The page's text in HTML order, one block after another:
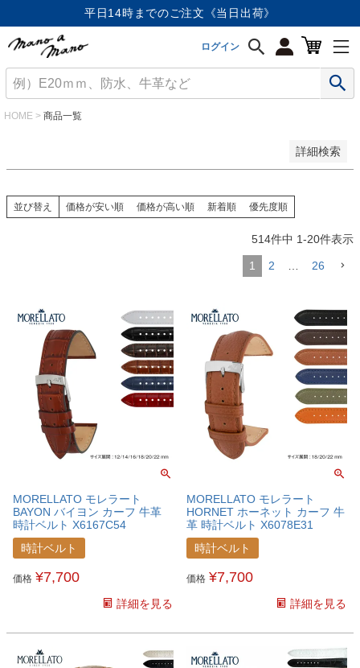
平日14時までのご注文《当日出荷》
ログイン
HOME 商品一覧
詳細検索
価格が安い順
価格が高い順
優先度順
キーワードヒット順
並び替え 価格が安い順 価格が高い順 新着順 優先度順
514件中 1-20件表示
1 2 26
MORELLATO モレラート
BAYON バイヨン カーフ 牛革
時計ベルト X6167C54
時計ベルト
価格 ¥7,700
詳細を見る
MORELLATO モレラート
HORNET ホーネット カーフ 牛
革 時計ベルト X6078E31
時計ベルト
価格 ¥7,700
詳細を見る